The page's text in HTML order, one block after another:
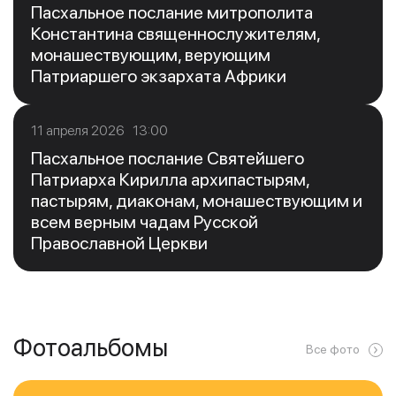
Пасхальное послание митрополита
Константина священнослужителям,
монашествующим, верующим
Патриаршего экзархата Африки
11 апреля 2026 13:00
Пасхальное послание Святейшего
Патриарха Кирилла архипастырям,
пастырям, диаконам, монашествующим и
всем верным чадам Русской
Православной Церкви
Фотоальбомы Все фото